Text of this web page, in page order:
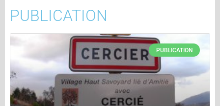
PUBLICATION
PUBLICATION